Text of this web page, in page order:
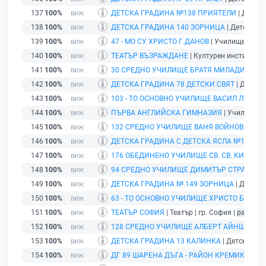
137 100% ДЕТСКА ГРАДИНА №138 ПРИЯТЕЛИ
|
138 100% ДЕТСКА ГРАДИНА 140 ЗОРНИЦА | Детска
139 100% 47 - МО СУ ХРИСТО Г.ДАНОВ | Училище | гр.
140 100% ТЕАТЪР ВЪЗРАЖДАНЕ | Културен институт
141 100% 30 СРЕДНО УЧИЛИЩЕ БРАТЯ МИЛАДИНОВИ
142 100% ДЕТСКА ГРАДИНА 78 ДЕТСКИ СВЯТ |
143 100%
103 - ТО ОСНОВНО УЧИЛИЩЕ ВАСИЛ ЛЕВСКИ
144 100% ПЪРВА АНГЛИЙСКА ГИМНАЗИЯ
| Училище |
145 100% 132 СРЕДНО УЧИЛИЩЕ ВАНЯ ВОЙНОВА
146 100% ДЕТСКА ГРАДИНА С ДЕТСКА ЯСЛА №150
147 100%
176 ОБЕДИНЕНО УЧИЛИЩЕ СВ. СВ. КИРИЛ
148 100%
94 СРЕДНО УЧИЛИЩЕ ДИМИТЪР
149 100% ДЕТСКА ГРАДИНА № 149 ЗОРНИЦА |
150 100% 63 - ТО ОСНОВНО УЧИЛИЩЕ ХРИСТО БОТЕВ
151 100% ТЕАТЪР СОФИЯ | Театър | гр. София |
152 100% 128 СРЕДНО УЧИЛИЩЕ АЛБЕРТ АЙНЩАЙН
153 100% ДЕТСКА ГРАДИНА 13 КАЛИНКА | Детска
154 100% ДГ 89 ШАРЕНА ДЪГА - РАЙОН КРЕМИКОВЦИ